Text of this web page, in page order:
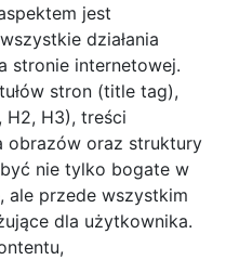
jest
działania
stronie internetowej.
stron (title tag),
H2, H3), treści
obrazów oraz struktury
nie tylko bogate w
ale przede wszystkim
dla użytkownika.